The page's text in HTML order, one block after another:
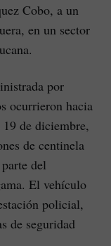
Cobo, a un
en un sector
por
ocurrieron hacia
19 de diciembre,
de centinela
del
El vehículo
policial,
de seguridad